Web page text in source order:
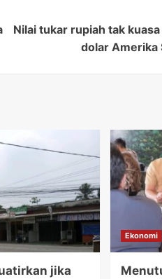
Nilai tukar rupiah tak
dolar Amerika
jika
Ekonomi